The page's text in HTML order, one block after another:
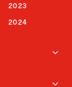
2023
2024